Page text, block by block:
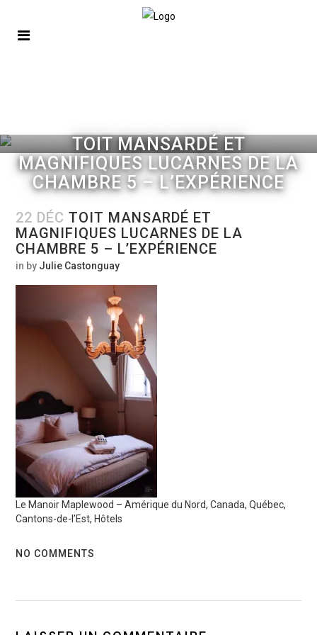
TOIT MANSARDÉ ET
MAGNIFIQUES LUCARNES DE LA
CHAMBRE 5 – L’EXPÉRIENCE
22 DÉC TOIT MANSARDÉ ET
MAGNIFIQUES LUCARNES DE LA
CHAMBRE 5 – L’EXPÉRIENCE
in by Julie Castonguay
Le Manoir Maplewood – Amérique du Nord, Canada, Québec,
Cantons-de-l’Est, Hôtels
NO COMMENTS